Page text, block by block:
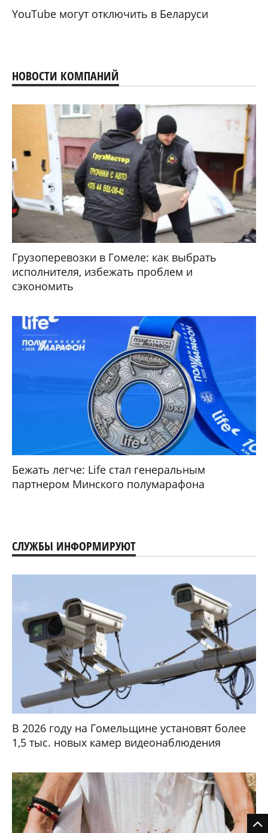
YouTube могут отключить в Беларуси
НОВОСТИ КОМПАНИЙ
Грузоперевозки в Гомеле: как выбрать
исполнителя, избежать проблем и
сэкономить
Бежать легче: Life стал генеральным
партнером Минского полумарафона
СЛУЖБЫ ИНФОРМИРУЮТ
В 2026 году на Гомельщине установят более
1,5 тыс. новых камер видеонаблюдения